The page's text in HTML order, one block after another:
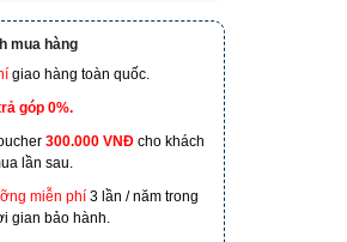
mua hàng
giao hàng toàn quốc.
góp 0%.
300.000 VNĐcho khách
lần sau.
miễn phí3 lần / năm trong
gian bảo hành.